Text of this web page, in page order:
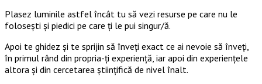
​​Plasez luminile astfel încât tu să vezi resurse pe care nu le
folosești și piedici pe care ți le pui singur/ă.
Apoi te ghidez și te sprijin să înveți exact ce ai nevoie să înveți,
în primul rând din propria-ți experiență, iar apoi din experiențele
altora și din cercetarea științifică de nivel înalt.